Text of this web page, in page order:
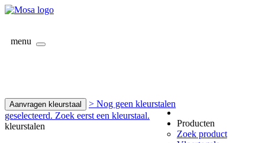
menu
Aanvragen kleurstaal
> Nog geen kleurstalen
geselecteerd. Zoek eerst een kleurstaal.
kleurstalen
Producten
Zoek product